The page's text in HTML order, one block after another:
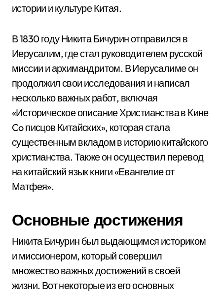
истории и культуре Китая.
В 1830 году Никита Бичурин отправился в
Иерусалим, где стал руководителем русской
миссии и архимандритом. В Иерусалиме он
продолжил свои исследования и написал
несколько важных работ, включая
«Историческое описание Христианства в Кине
Co писцов Китайских», которая стала
существенным вкладом в историю китайского
христианства. Также он осуществил перевод
на китайский язык книги «Евангелие от
Матфея».
Основные достижения
Никита Бичурин был выдающимся историком
и миссионером, который совершил
множество важных достижений в своей
жизни. Вот некоторые из его основных